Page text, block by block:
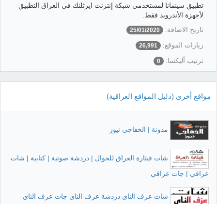
تطبيق سينمانا لمستخدمي شبكة إنترنت ايرثلنك في العراق التطبيق
لأجهزة الأندرويد فقط.
تاريخ الاضافة:
25/01/2020
زيارات الموقع: 26,991
ترتيب أليكسا: 0
مواقع أخرى (دليل المواقع العراقية)
مدونة | الخفاجي نيوز
شات قيثارة العراق للجوال | دردشة صوتية | كتابية | شات
عراقي | جات عراقي
شات عزف الناي دردشة عزف الناي جات عزف الناي